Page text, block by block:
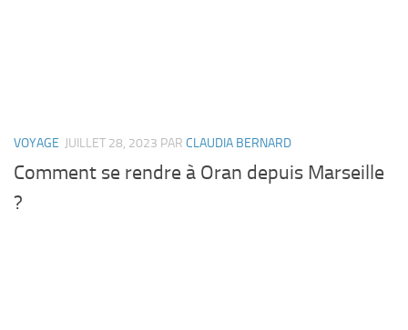
VOYAGE JUILLET 28, 2023 PAR CLAUDIA BERNARD
Comment se rendre à Oran depuis Marseille
?